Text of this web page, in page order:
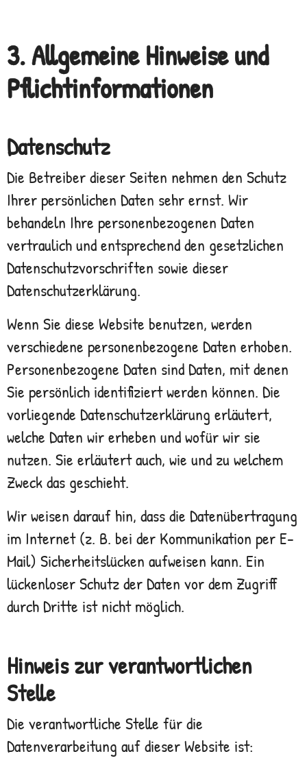
3. Allgemeine Hinweise und
Pflicht­informationen
Datenschutz
Die Betreiber dieser Seiten nehmen den Schutz
Ihrer persönlichen Daten sehr ernst. Wir
behandeln Ihre personenbezogenen Daten
vertraulich und entsprechend den gesetzlichen
Datenschutzvorschriften sowie dieser
Datenschutzerklärung.
Wenn Sie diese Website benutzen, werden
verschiedene personenbezogene Daten erhoben.
Personenbezogene Daten sind Daten, mit denen
Sie persönlich identifiziert werden können. Die
vorliegende Datenschutzerklärung erläutert,
welche Daten wir erheben und wofür wir sie
nutzen. Sie erläutert auch, wie und zu welchem
Zweck das geschieht.
Wir weisen darauf hin, dass die Datenübertragung
im Internet (z. B. bei der Kommunikation per E-
Mail) Sicherheitslücken aufweisen kann. Ein
lückenloser Schutz der Daten vor dem Zugriff
durch Dritte ist nicht möglich.
Hinweis zur verantwortlichen
Stelle
Die verantwortliche Stelle für die
Datenverarbeitung auf dieser Website ist: